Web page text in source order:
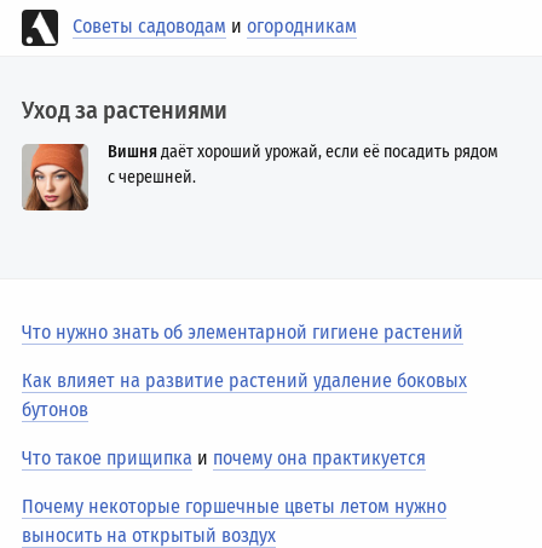
Советы садоводам иогородникам
Уход за растениями
Вишнядаёт хороший урожай, если её посадить рядом
с черешней.
Что нужно знать об элементарной гигиене растений
Как влияет на развитие растений удаление боковых
бутонов
Что такое прищипка и почему она практикуется
Почему некоторые горшечные цветы летом нужно
выносить на открытый воздух